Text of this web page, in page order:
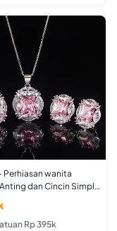
Perhiasan wanita
dan Cincin Simple
Auspicious
Casual
Rp 395k